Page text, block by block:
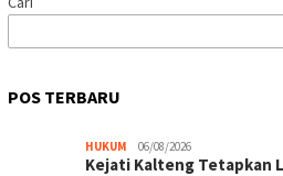
POS TERBARU
HUKUM 06/08/2026
Kejati Kalteng Tetapkan